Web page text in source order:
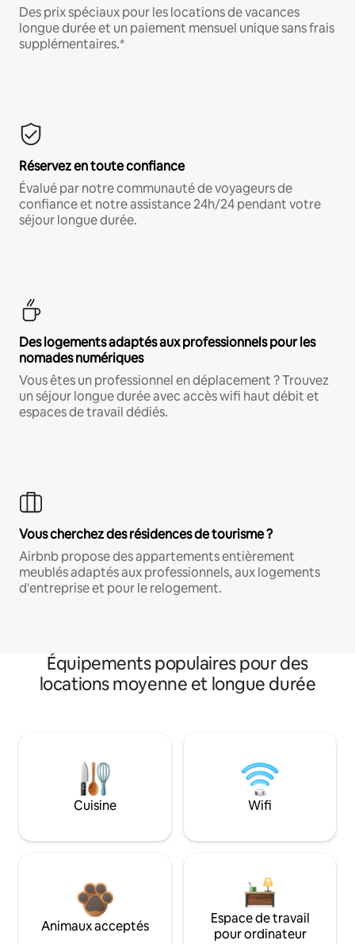
Des prix spéciaux pour les locations de vacances
longue durée et un paiement mensuel unique sans frais
supplémentaires.*
Réservez en toute confiance
Évalué par notre communauté de voyageurs de
confiance et notre assistance 24h/24 pendant votre
séjour longue durée.
Des logements adaptés aux professionnels pour les
nomades numériques
Vous êtes un professionnel en déplacement ? Trouvez
un séjour longue durée avec accès wifi haut débit et
espaces de travail dédiés.
Vous cherchez des résidences de tourisme ?
Airbnb propose des appartements entièrement
meublés adaptés aux professionnels, aux logements
d'entreprise et pour le relogement.
Équipements populaires pour des
locations moyenne et longue durée
Cuisine Wifi
Animaux acceptés
Espace de travail
pour ordinateur